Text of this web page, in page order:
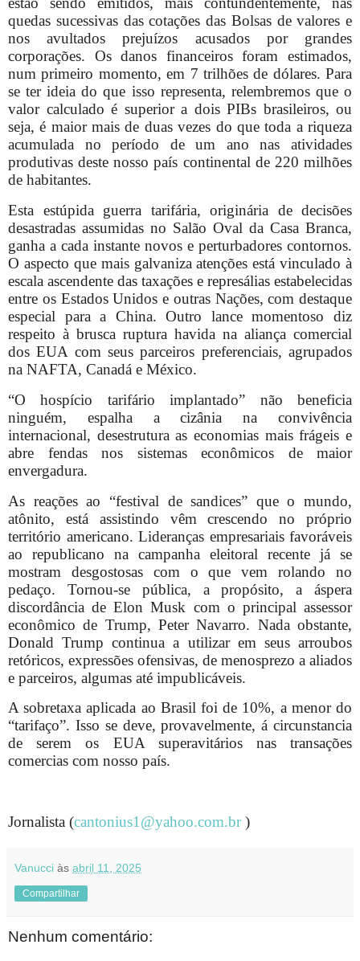
quedas sucessivas das cotações das Bolsas de valores e
nos avultados prejuízos acusados por grandes
corporações. Os danos financeiros foram estimados,
num primeiro momento, em 7 trilhões de dólares. Para
se ter ideia do que isso representa, relembremos que o
valor calculado é superior a dois PIBs brasileiros, ou
seja, é maior mais de duas vezes do que toda a riqueza
acumulada no período de um ano nas atividades
produtivas deste nosso país continental de 220 milhões
de habitantes.
Esta estúpida guerra tarifária, originária de decisões
desastradas assumidas no Salão Oval da Casa Branca,
ganha a cada instante novos e perturbadores contornos.
O aspecto que mais galvaniza atenções está vinculado à
escala ascendente das taxações e represálias estabelecidas
entre os Estados Unidos e outras Nações, com destaque
especial para a China. Outro lance momentoso diz
respeito à brusca ruptura havida na aliança comercial
dos EUA com seus parceiros preferenciais, agrupados
na NAFTA, Canadá e México.
“O hospício tarifário implantado” não beneficia
ninguém, espalha a cizânia na convivência
internacional, desestrutura as economias mais frágeis e
abre fendas nos sistemas econômicos de maior
envergadura.
As reações ao “festival de sandices” que o mundo,
atônito, está assistindo vêm crescendo no próprio
território americano. Lideranças empresariais favoráveis
ao republicano na campanha eleitoral recente já se
mostram desgostosas com o que vem rolando no
pedaço. Tornou-se pública, a propósito, a áspera
discordância de Elon Musk com o principal assessor
econômico de Trump, Peter Navarro. Nada obstante,
Donald Trump continua a utilizar em seus arroubos
retóricos, expressões ofensivas, de menosprezo a aliados
e parceiros, algumas até impublicáveis.
A sobretaxa aplicada ao Brasil foi de 10%, a menor do
“tarifaço”. Isso se deve, provavelmente, á circunstancia
de serem os EUA superavitários nas transações
comercias com nosso país.
Jornalista (cantonius1@yahoo.com.br)
Vanucci às abril 11, 2025
Compartilhar
Nenhum comentário: